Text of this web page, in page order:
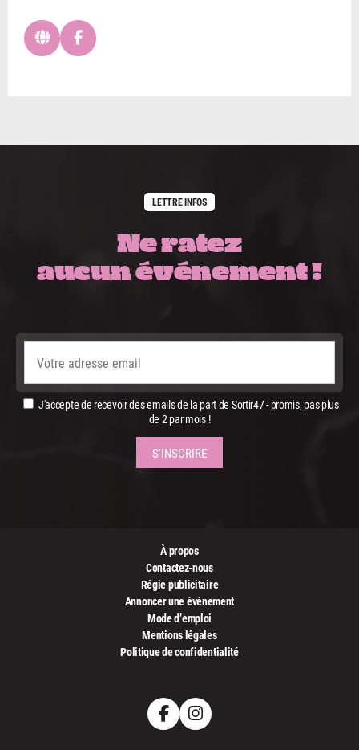
LETTRE INFOS
Ne ratez
aucun événement !
J'accepte de recevoir des emails de la part de Sortir47 - promis, pas plus
de 2 par mois !
À propos
Contactez-nous
Régie publicitaire
Annoncer une événement
Mode d’emploi
Mentions légales
Politique de confidentialité